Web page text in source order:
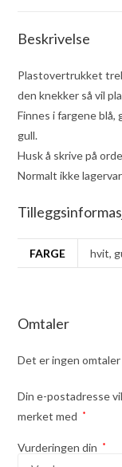
Beskrivelse
Plastovertrukket
den knekker så vil
Finnes i fargene blå,
gull.
Husk å skrive på
Normalt ikke
FARGE hvit,
Omtaler
Det er ingen omtaler
Din e-postadresse
merket med
*
Vurderingen din *